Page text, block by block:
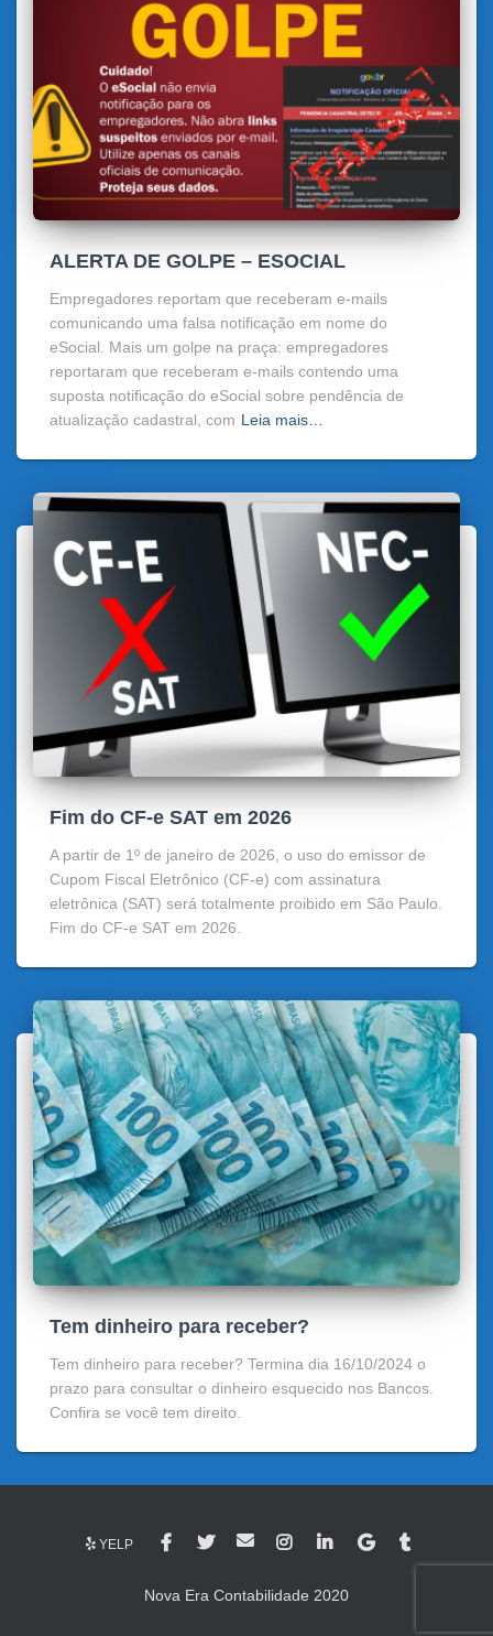
ALERTA DE GOLPE – ESOCIAL
Empregadores reportam que receberam e-mails
comunicando uma falsa notificação em nome do
eSocial. Mais um golpe na praça: empregadores
reportaram que receberam e-mails contendo uma
suposta notificação do eSocial sobre pendência de
atualização cadastral, com Leia mais…
Fim do CF-e SAT em 2026
A partir de 1º de janeiro de 2026, o uso do emissor de
Cupom Fiscal Eletrônico (CF-e) com assinatura
eletrônica (SAT) será totalmente proibido em São Paulo.
Fim do CF-e SAT em 2026.
Tem dinheiro para receber?
Tem dinheiro para receber? Termina dia 16/10/2024 o
prazo para consultar o dinheiro esquecido nos Bancos.
Confira se você tem direito.
YELP
Nova Era Contabilidade 2020